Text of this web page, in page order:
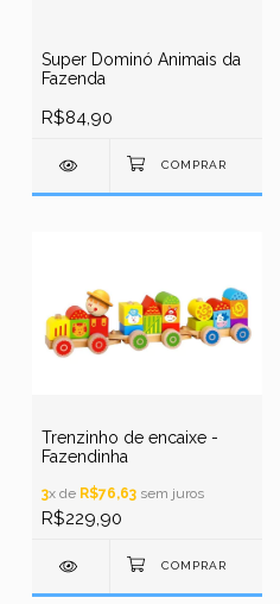
Super Dominó Animais da
Fazenda
R$84,90
Trenzinho de encaixe -
Fazendinha
3x de R$76,63 sem juros
R$229,90